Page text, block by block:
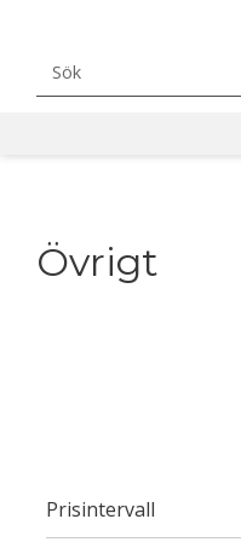
Övrigt
Prisintervall